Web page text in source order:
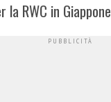
la RWC in Giappone